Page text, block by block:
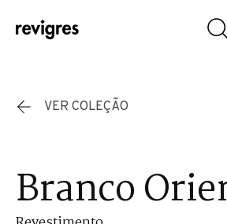
Saltar para o conteúdo principal
VER COLEÇÃO
Branco